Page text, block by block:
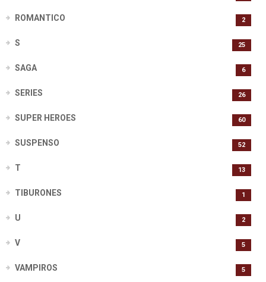
ROMANTICO 2
S 25
SAGA 6
SERIES 26
SUPER HEROES 60
SUSPENSO 52
T 13
TIBURONES 1
U 2
V 5
VAMPIROS 5